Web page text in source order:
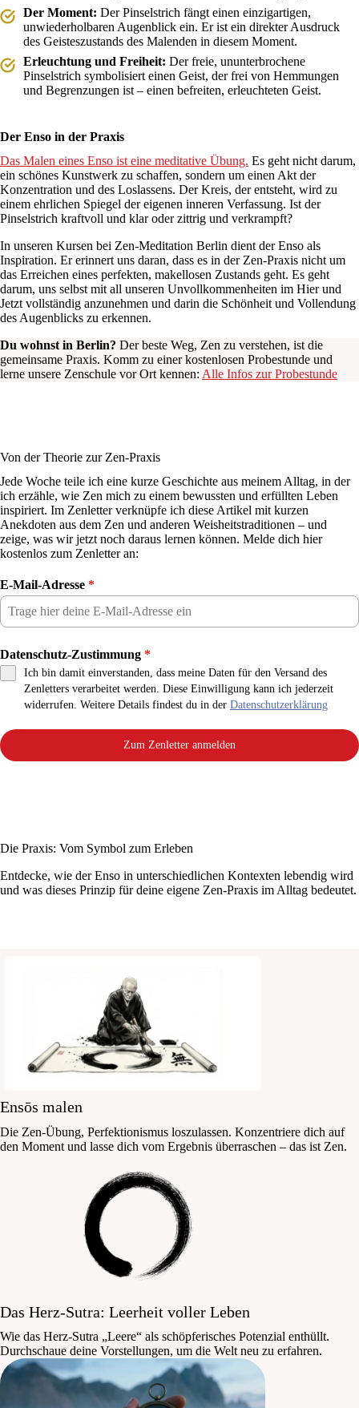
Der Moment: Der Pinselstrich fängt einen einzigartigen,
unwiederholbaren Augenblick ein. Er ist ein direkter Ausdruck
des Geisteszustands des Malenden in diesem Moment.
Erleuchtung und Freiheit: Der freie, ununterbrochene
Pinselstrich symbolisiert einen Geist, der frei von Hemmungen
und Begrenzungen ist – einen befreiten, erleuchteten Geist.
Der Enso in der Praxis
Das Malen eines Enso ist eine meditative Übung. Es geht nicht darum,
ein schönes Kunstwerk zu schaffen, sondern um einen Akt der
Konzentration und des Loslassens. Der Kreis, der entsteht, wird zu
einem ehrlichen Spiegel der eigenen inneren Verfassung. Ist der
Pinselstrich kraftvoll und klar oder zittrig und verkrampft?
In unseren Kursen bei Zen-Meditation Berlin dient der Enso als
Inspiration. Er erinnert uns daran, dass es in der Zen-Praxis nicht um
das Erreichen eines perfekten, makellosen Zustands geht. Es geht
darum, uns selbst mit all unseren Unvollkommenheiten im Hier und
Jetzt vollständig anzunehmen und darin die Schönheit und Vollendung
des Augenblicks zu erkennen.
Du wohnst in Berlin? Der beste Weg, Zen zu verstehen, ist die
gemeinsame Praxis. Komm zu einer kostenlosen Probestunde und
lerne unsere Zenschule vor Ort kennen: Alle Infos zur Probestunde
Von der Theorie zur Zen-Praxis
Jede Woche teile ich eine kurze Geschichte aus meinem Alltag, in der
ich erzähle, wie Zen mich zu einem bewussten und erfüllten Leben
inspiriert. Im Zenletter verknüpfe ich diese Artikel mit kurzen
Anekdoten aus dem Zen und anderen Weisheitstraditionen – und
zeige, was wir jetzt noch daraus lernen können. Melde dich hier
kostenlos zum Zenletter an:
E-Mail-Adresse *
Datenschutz-Zustimmung *
Ich bin damit einverstanden, dass meine Daten für den Versand des
Zenletters verarbeitet werden. Diese Einwilligung kann ich jederzeit
widerrufen. Weitere Details findest du in der Datenschutzerklärung
Zum Zenletter anmelden
Die Praxis: Vom Symbol zum Erleben
Entdecke, wie der Enso in unterschiedlichen Kontexten lebendig wird
und was dieses Prinzip für deine eigene Zen-Praxis im Alltag bedeutet.
Ensōs malen
Die Zen-Übung, Perfektionismus loszulassen. Konzentriere dich auf
den Moment und lasse dich vom Ergebnis überraschen – das ist Zen.
Das Herz-Sutra: Leerheit voller Leben
Wie das Herz-Sutra „Leere“ als schöpferisches Potenzial enthüllt.
Durchschaue deine Vorstellungen, um die Welt neu zu erfahren.